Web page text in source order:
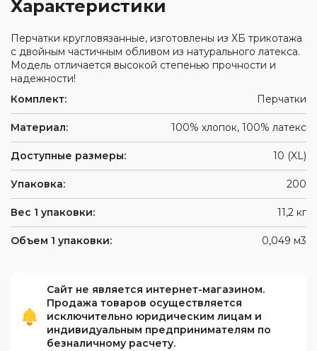
Характеристики
Перчатки кругловязанные, изготовлены из ХБ трикотажа
с двойным частичным обливом из натурального латекса.
Модель отличается высокой степенью прочности и
надежности!
Комплект:
Перчатки
Материал: 100% хлопок, 100% латекс
Доступные размеры: 10 (XL)
Упаковка: 200
Вес 1 упаковки: 11,2 кг
Объем 1 упаковки: 0,049 м3
Сайт не является интернет-магазином.
Продажа товаров осуществляется
исключительно юридическим лицам и
индивидуальным предпринимателям по
безналичному расчету.